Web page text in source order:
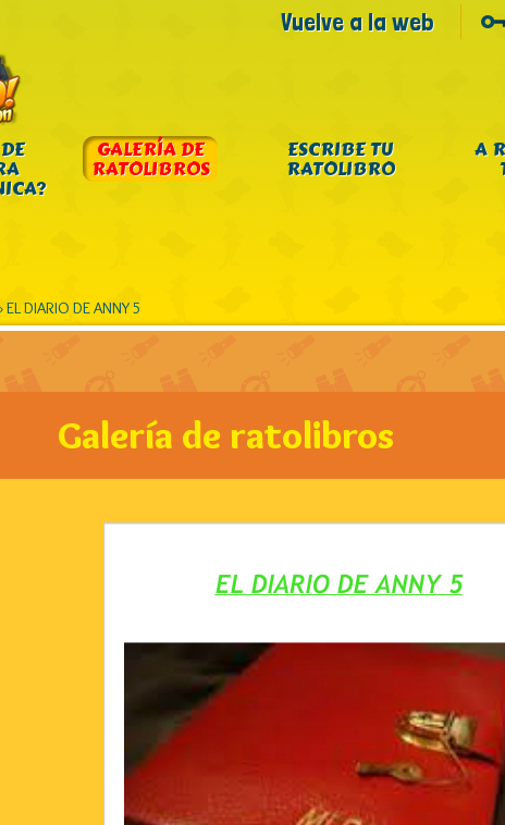
Vuelve a la web
GALERÍA DE
RATOLIBROS
ESCRIBE TU
RATOLIBRO
A
›EL DIARIO DE ANNY 5
Galería de ratolibros